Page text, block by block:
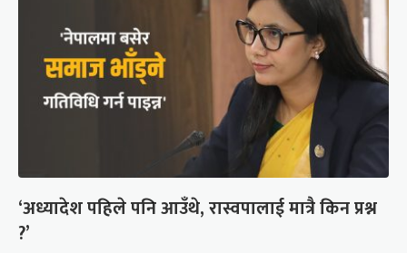
‘अध्यादेश पहिले पनि आउँथे, रास्वपालाई मात्रै किन प्रश्न
?’